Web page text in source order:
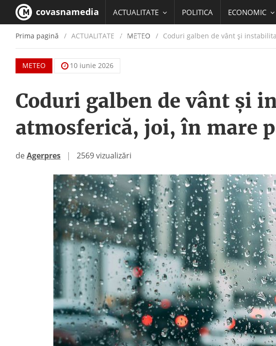
covasnamedia ACTUALITATE POLITICA ECONOMIC
EDUCATIE
Prima pagină ACTUALITATE / METEO Coduri galben de vânt și
METEO 10 iunie 2026
Coduri galben de vânt și
atmosferică, joi, în mare
deAgerpres | 2569 vizualizări